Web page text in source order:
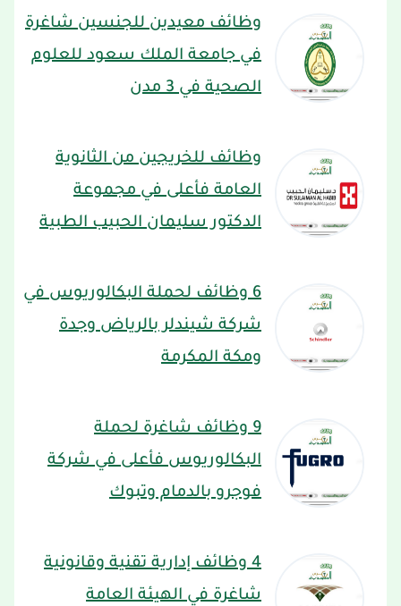
وظائف معيدين للجنسين شاغرة
في جامعة الملك سعود للعلوم
الصحية في 3 مدن
وظائف للخريجين من الثانوية
العامة فأعلى في مجموعة
الدكتور سليمان الحبيب الطبية
6 وظائف لحملة البكالوريوس في
شركة شيندلر بالرياض وجدة
ومكة المكرمة
9 وظائف شاغرة لحملة
البكالوريوس فأعلى في شركة
فوجرو بالدمام وتبوك
4 وظائف إدارية تقنية وقانونية
شاغرة في الهيئة العامة